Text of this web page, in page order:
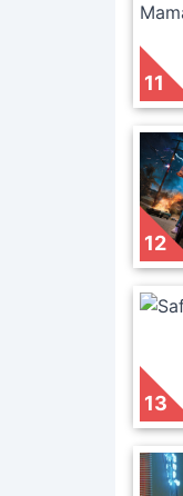
11
12
13